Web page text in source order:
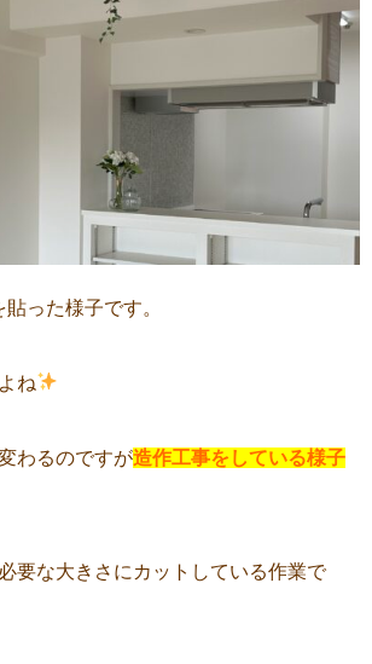
った様子です。
ね
わるのですが造作工事をしている様子
要な大きさにカットしている作業で